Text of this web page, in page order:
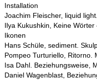
Installation
Joachim Fleischer, liquid
Ilya Kukushkin, Keine
Ikonen
Hans Schüle, sediment.
Pompeo Turturiello, Ritorno.
Isa Dahl. Beziehungsweise,
Daniel Wagenblast,